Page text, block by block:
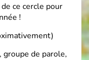
ce cercle pour
!
groupe de parole,